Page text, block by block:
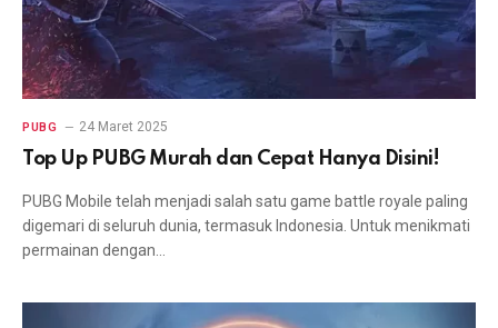
PUBG 24 Maret 2025
Top Up PUBG Murah dan Cepat Hanya Disini!
PUBG Mobile telah menjadi salah satu game battle royale paling
digemari di seluruh dunia, termasuk Indonesia. Untuk menikmati
permainan dengan…